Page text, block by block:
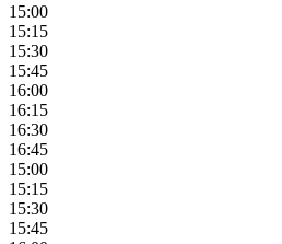
15:00
15:15
15:30
15:45
16:00
16:15
16:30
16:45
15:00
15:15
15:30
15:45